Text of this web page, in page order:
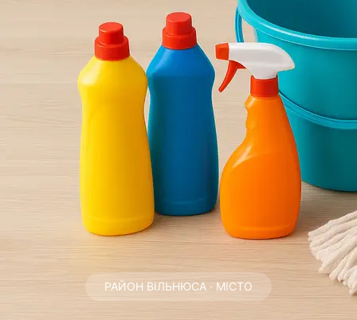
РАЙОН ВІЛЬНЮСА · МІСТО